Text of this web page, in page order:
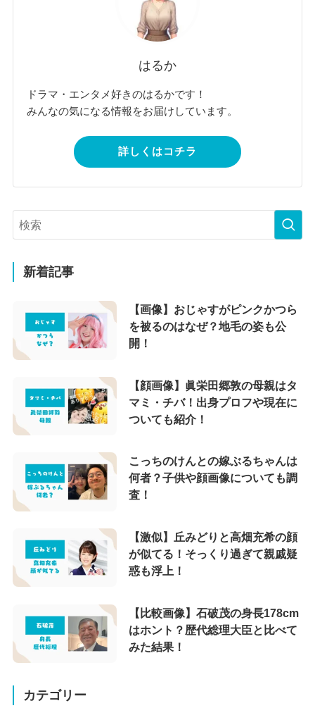
はるか
ドラマ・エンタメ好きのはるかです！
みんなの気になる情報をお届けしています。
詳しくはコチラ
新着記事
【画像】おじゃすがピンクかつら
を被るのはなぜ？地毛の姿も公
開！
【顔画像】眞栄田郷敦の母親はタ
マミ・チバ！出身プロフや現在に
ついても紹介！
こっちのけんとの嫁ぶるちゃんは
何者？子供や顔画像についても調
査！
【激似】丘みどりと高畑充希の顔
が似てる！そっくり過ぎて親戚疑
惑も浮上！
【比較画像】石破茂の身長178cm
はホント？歴代総理大臣と比べて
みた結果！
カテゴリー